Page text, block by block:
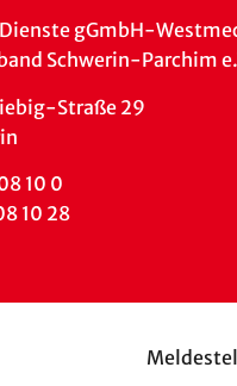
gGmbH-
Schwerin-Parchim
Straße 29
10 0
10 28